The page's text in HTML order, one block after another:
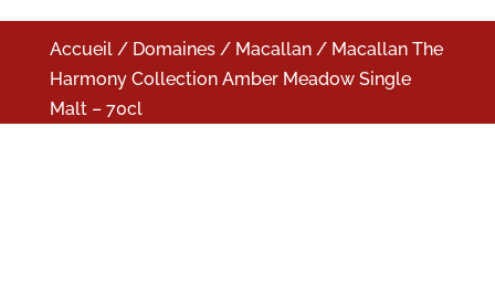
Accueil/ Domaines/ Macallan/ Macallan The
Harmony Collection Amber Meadow Single
Malt – 70cl